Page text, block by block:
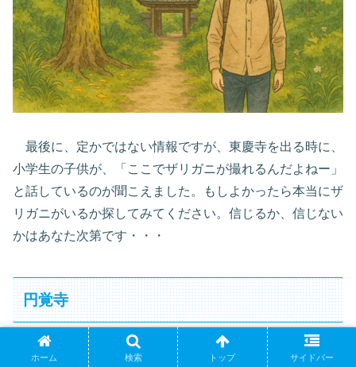
最後に、定かではない情報ですが、東慶寺を出る時に、
小学生の子供が、「ここでザリガニが撮れるんだよねー」
と話しているのが聞こえました。もしよかったら本当にザ
リガニがいるか探してみてください。信じるか、信じない
かはあなた次第です・・・
円覚寺
円覚寺について、１１月末の散歩では、入口付近だけ写
ホーム 検索 トップ サイドバー